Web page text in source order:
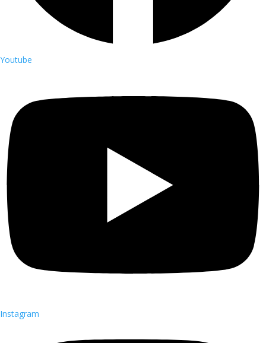
Youtube
Instagram